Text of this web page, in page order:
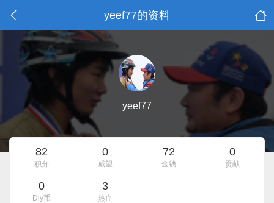
yeef77的资料
yeef77
82
积分
0
威望
72
金钱
0
贡献
0
Diy币
3
热血